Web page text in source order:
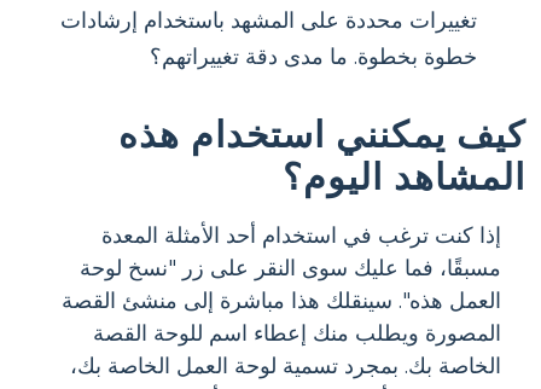
تغييرات محددة على المشهد باستخدام إرشادات
خطوة بخطوة. ما مدى دقة تغييراتهم؟
كيف يمكنني استخدام هذه
المشاهد اليوم؟
إذا كنت ترغب في استخدام أحد الأمثلة المعدة
مسبقًا، فما عليك سوى النقر على زر "نسخ لوحة
العمل هذه". سينقلك هذا مباشرة إلى منشئ القصة
المصورة ويطلب منك إعطاء اسم للوحة القصة
الخاصة بك. بمجرد تسمية لوحة العمل الخاصة بك،